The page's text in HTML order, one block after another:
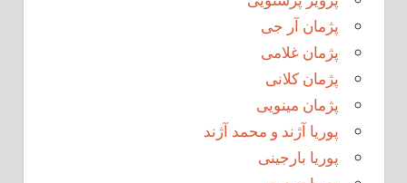
پژمان آر جی
پژمان غلامی
پژمان کلانی
پژمان مینویی
پوریا آژند و محمد آژند
پوریا بارجینی